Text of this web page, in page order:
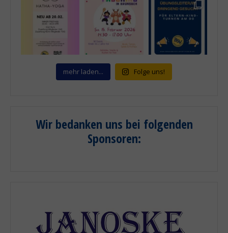
mehr laden... Folge uns!
Wir bedanken uns bei folgenden
Sponsoren: